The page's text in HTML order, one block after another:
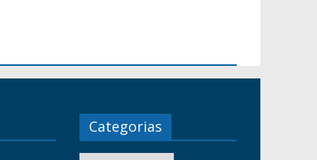
Categorias